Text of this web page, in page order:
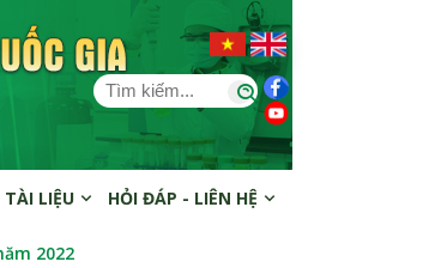
LIỆU HỎI ĐÁP - LIÊN HỆ
2022